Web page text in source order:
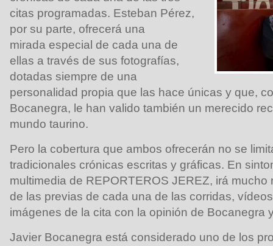
citas programadas. Esteban Pérez,
por su parte, ofrecerá una
mirada especial de cada una de
ellas a través de sus fotografías,
dotadas siempre de una
personalidad propia que las hace únicas y que,
Bocanegra, le han valido también un merecido
mundo taurino.
Pero la cobertura que ambos ofrecerán no se
tradicionales crónicas escritas y gráficas. En
multimedia de REPORTEROS JEREZ, irá
de las previas de cada una de las corridas,
imágenes de la cita con la opinión de Bocanegra
Javier Bocanegra está considerado uno de los